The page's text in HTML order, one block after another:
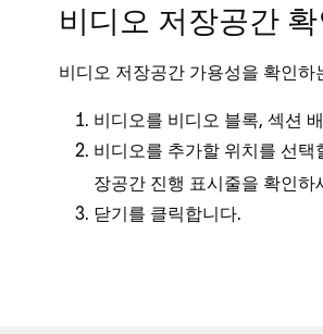
비디오 저장공간 확
비디오 저장공간 가용성을 확인
비디오를 비디오 블록, 섹션
비디오를 추가할 위치를 선택
장공간 진행 표시줄을 확인하
닫기 를 클릭합니다.